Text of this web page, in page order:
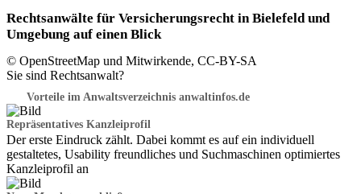
Rechtsanwälte für Versicherungsrecht in Bielefeld und
Umgebung auf einen Blick
© OpenStreetMap und Mitwirkende, CC-BY-SA
Sie sind Rechtsanwalt?
Vorteile im Anwaltsverzeichnis anwaltinfos.de
Repräsentatives Kanzleiprofil
Der erste Eindruck zählt. Dabei kommt es auf ein individuell
gestaltetes, Usability freundliches und Suchmaschinen optimiertes
Kanzleiprofil an